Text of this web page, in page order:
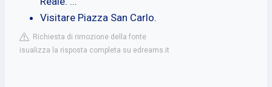
Visitare Piazza San Carlo.
Richiesta di rimozione della fonte
isualizza la risposta completa su edreams.it